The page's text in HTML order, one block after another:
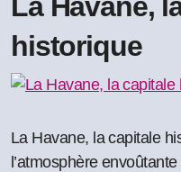
historique
La Havane, la capitale
l’atmosphère